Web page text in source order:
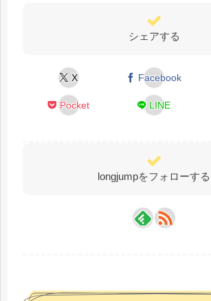
シェアする
X Facebook
Pocket LINE
longjumpをフォローする